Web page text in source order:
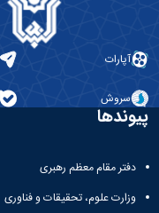
آپارات
سروش
پیوندها
دفتر مقام معظم رهبری
وزارت علوم، تحقیقات و فناوری